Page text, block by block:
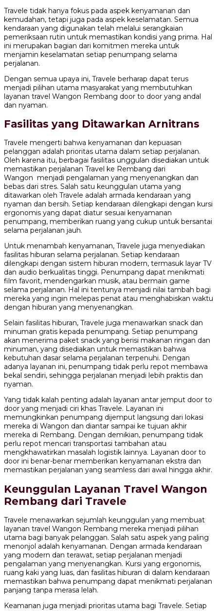
Travele tidak hanya fokus pada aspek kenyamanan dan
kemudahan, tetapi juga pada aspek keselamatan. Semua
kendaraan yang digunakan telah melalui serangkaian
pemeriksaan rutin untuk memastikan kondisi yang prima. Hal
ini merupakan bagian dari komitmen mereka untuk
menjamin keselamatan setiap penumpang selama
perjalanan.
Dengan semua upaya ini, Travele berharap dapat terus
menjadi pilihan utama masyarakat yang membutuhkan
layanan travel Wangon Rembang door to door yang andal
dan nyaman.
Fasilitas yang Ditawarkan Arnitrans
Travele mengerti bahwa kenyamanan dan kepuasan
pelanggan adalah prioritas utama dalam setiap perjalanan.
Oleh karena itu, berbagai fasilitas unggulan disediakan untuk
memastikan perjalanan Travel ke Rembang dari
Wangon menjadi pengalaman yang menyenangkan dan
bebas dari stres. Salah satu keunggulan utama yang
ditawarkan oleh Travele adalah armada kendaraan yang
nyaman dan bersih. Setiap kendaraan dilengkapi dengan kursi
ergonomis yang dapat diatur sesuai kenyamanan
penumpang, memberikan ruang yang cukup untuk bersantai
selama perjalanan jauh.
Untuk menambah kenyamanan, Travele juga menyediakan
fasilitas hiburan selama perjalanan. Setiap kendaraan
dilengkapi dengan sistem hiburan modern, termasuk layar TV
dan audio berkualitas tinggi. Penumpang dapat menikmati
film favorit, mendengarkan musik, atau bermain game
selama perjalanan. Hal ini tentunya menjadi nilai tambah bagi
mereka yang ingin melepas penat atau menghabiskan waktu
dengan hiburan yang menyenangkan.
Selain fasilitas hiburan, Travele juga menawarkan snack dan
minuman gratis kepada penumpang. Setiap penumpang
akan menerima paket snack yang berisi makanan ringan dan
minuman, yang disediakan untuk memastikan bahwa
kebutuhan dasar selama perjalanan terpenuhi. Dengan
adanya layanan ini, penumpang tidak perlu repot membawa
bekal sendiri, sehingga perjalanan menjadi lebih praktis dan
nyaman.
Yang tidak kalah penting adalah layanan antar jemput door to
door yang menjadi ciri khas Travele. Layanan ini
memungkinkan penumpang dijemput langsung dari lokasi
mereka di Wangon dan diantar sampai ke tujuan akhir
mereka di Rembang. Dengan demikian, penumpang tidak
perlu repot mencari transportasi tambahan atau
mengkhawatirkan masalah logistik lainnya. Layanan door to
door ini benar-benar memberikan kenyamanan ekstra dan
memastikan perjalanan yang seamless dari awal hingga akhir.
Keunggulan Layanan Travel Wangon
Rembang dari Travele
Travele menawarkan sejumlah keunggulan yang membuat
layanan travel Wangon Rembang mereka menjadi pilihan
utama bagi banyak pelanggan. Salah satu aspek yang paling
menonjol adalah kenyamanan. Dengan armada kendaraan
yang modern dan terawat, setiap perjalanan menjadi
pengalaman yang menyenangkan. Kursi yang ergonomis,
ruang kaki yang luas, dan fasilitas hiburan di dalam kendaraan
memastikan bahwa penumpang dapat menikmati perjalanan
panjang tanpa merasa lelah.
Keamanan juga menjadi prioritas utama bagi Travele. Setiap